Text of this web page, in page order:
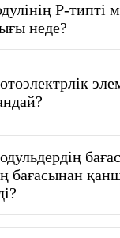
P-типті
неде?
бағасынан